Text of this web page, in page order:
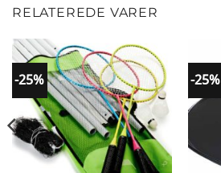
RELATEREDE VARER
-25% -25%